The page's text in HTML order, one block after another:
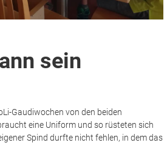
sein
Gaudiwochen von den beiden
eine Uniform und so rüsteten sich
Spind durfte nicht fehlen, in dem das